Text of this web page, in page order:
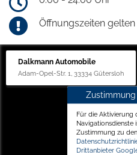
Öffnungszeiten
Dalkmann Automobile
Adam-Opel-Str. 1, 33334 Gütersloh
Für die Aktivierung
Navigationsdienste
Zustimmung zu den
Drittanbieter